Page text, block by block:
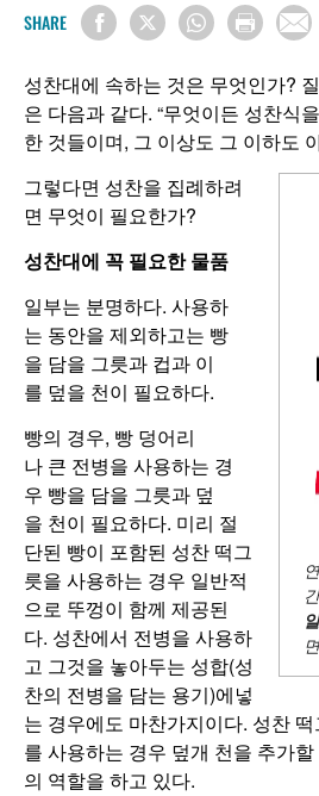
SHARE
성찬대에 속하는 것은 무엇인가?
은 다음과 같다. “무엇이든 성찬식
한 것들이며, 그 이상도 그 이하도
그렇다면 성찬을 집례하려
면 무엇이 필요한가?
성찬대에 꼭 필요한물품
일부는 분명하다. 사용하
는 동안을 제외하고는 빵
을 담을 그릇과 컵과 이
를 덮을 천이 필요하다.
빵의 경우, 빵 덩어리
나 큰 전병을 사용하는 경
우 빵을 담을 그릇과 덮
을 천이 필요하다. 미리 절
단된 빵이 포함된 성찬 떡그
릇을 사용하는 경우 일반적
으로 뚜껑이 함께 제공된
다. 성찬에서 전병을 사용하
고 그것을 놓아두는 성합(성
찬의 전병을 담는 용기)에넣
는 경우에도 마찬가지이다. 성찬
를 사용하는 경우 덮개 천을 추가
의 역할을 하고 있다.